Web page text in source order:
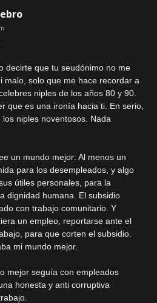
decirte que tu seudónimo no me
malo, solo que me hace recordar a
niples de los años 80 y 90.
que es una ironía hacia ti. En serio,
los niples noventosos. Nada
un mundo mejor: Al menos un
para los desempleados, y algo
útiles personales, para la
dignidad humana. El subsidio
con trabajo comunitario. Y
un empleo, reportarse ante el
para que corten el subsidio.
mi mundo mejor.
mejor seguía con empleados
honesta y anti corruptiva